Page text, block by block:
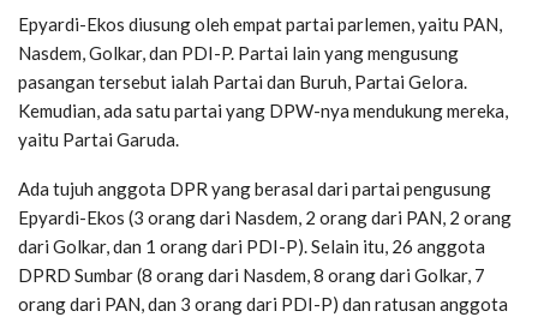
Epyardi-Ekos diusung oleh empat partai parlemen, yaitu PAN,
Nasdem, Golkar, dan PDI-P. Partai lain yang mengusung
pasangan tersebut ialah Partai dan Buruh, Partai Gelora.
Kemudian, ada satu partai yang DPW-nya mendukung mereka,
yaitu Partai Garuda.
Ada tujuh anggota DPR yang berasal dari partai pengusung
Epyardi-Ekos (3 orang dari Nasdem, 2 orang dari PAN, 2 orang
dari Golkar, dan 1 orang dari PDI-P). Selain itu, 26 anggota
DPRD Sumbar (8 orang dari Nasdem, 8 orang dari Golkar, 7
orang dari PAN, dan 3 orang dari PDI-P) dan ratusan anggota